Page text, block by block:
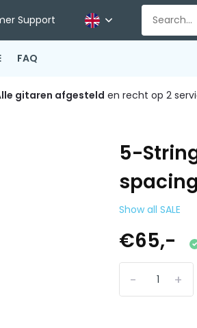
Support
FAQ
gitaren afgesteld en recht op 2
5-
Show all SALE
€65,-
+
-